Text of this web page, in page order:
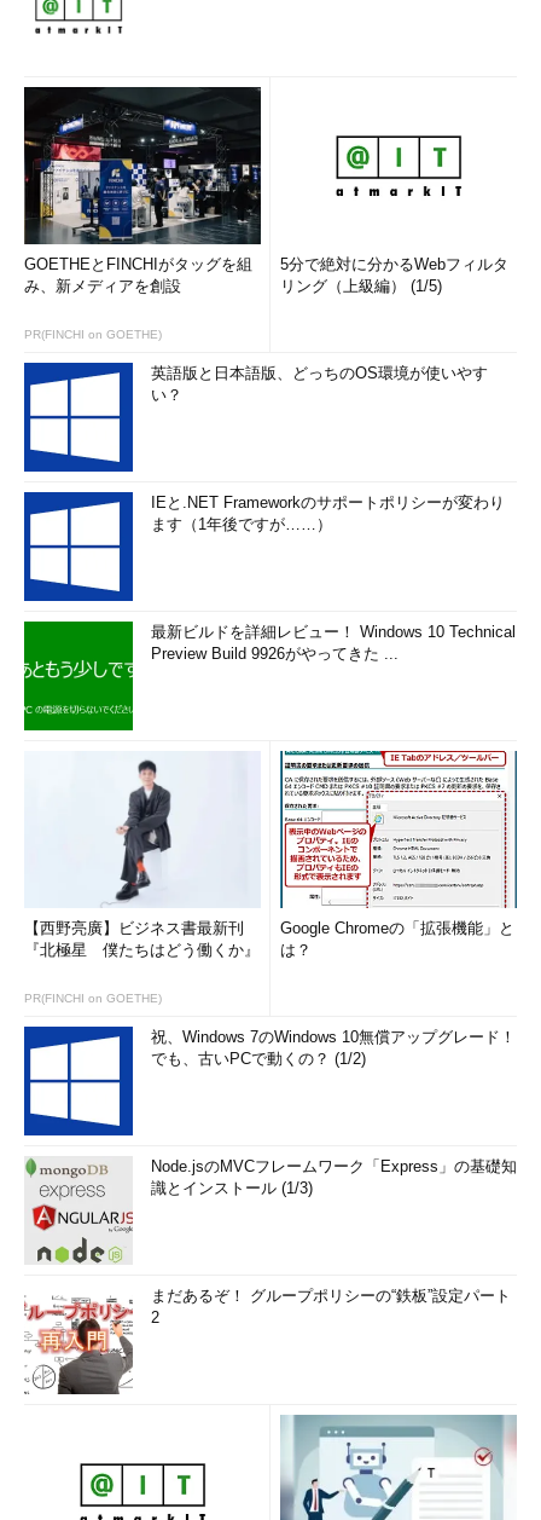
GOETHEとFINCHIがタッグを組
み、新メディアを創設
PR(FINCHI on GOETHE)
5分で絶対に分かるWebフィルタ
リング（上級編） (1/5)
英語版と日本語版、どっちのOS環境が使いやす
い？
IEと.NET Frameworkのサポートポリシーが変わり
ます（1年後ですが……）
最新ビルドを詳細レビュー！ Windows 10 Technical
Preview Build 9926がやってきた ...
【西野亮廣】ビジネス書最新刊
『北極星 僕たちはどう働くか』
PR(FINCHI on GOETHE)
Google Chromeの「拡張機能」と
は？
祝、Windows 7のWindows 10無償アップグレード！
でも、古いPCで動くの？ (1/2)
Node.jsのMVCフレームワーク「Express」の基礎知
識とインストール (1/3)
まだあるぞ！ グループポリシーの“鉄板”設定パート
2